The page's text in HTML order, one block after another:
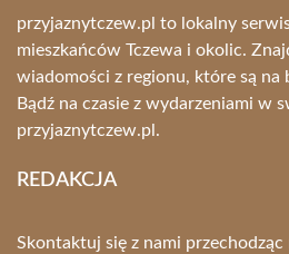
przyjaznytczew.pl to lokalny
mieszkańców Tczewa i okolic.
wiadomości z regionu, które są na
Bądź na czasie z wydarzeniami w
przyjaznytczew.pl.
REDAKCJA
Skontaktuj się z nami przechodząc